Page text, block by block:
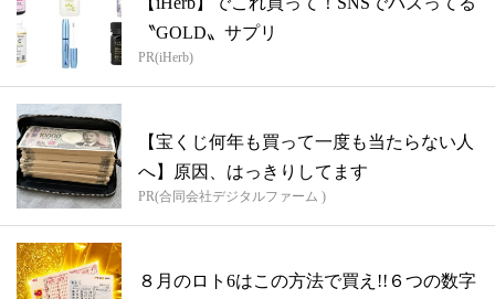
〝GOLD〟サプリ
PR(iHerb)
【宝くじ何年も買って一度も当たらない人
へ】原因、はっきりしてます
PR(合同会社デジタルファーム )
８月のロト6はこの方法で買え!!６つの数字